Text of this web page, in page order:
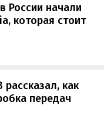
России начали
которая стоит
как
передач